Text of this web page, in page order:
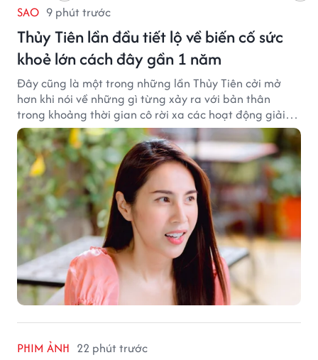
SAO 9 phút trước
Thủy Tiên lần đầu tiết lộ về biến cố sức
khoẻ lớn cách đây gần 1 năm
Đây cũng là một trong những lần Thủy Tiên cởi mở
hơn khi nói về những gì từng xảy ra với bản thân
trong khoảng thời gian cô rời xa các hoạt động giải
trí.
PHIM ẢNH 22 phút trước